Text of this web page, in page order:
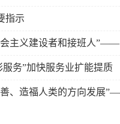
指示
主义建设者和接班人
服务”加快服务业扩能提质
、造福人类的方向发展